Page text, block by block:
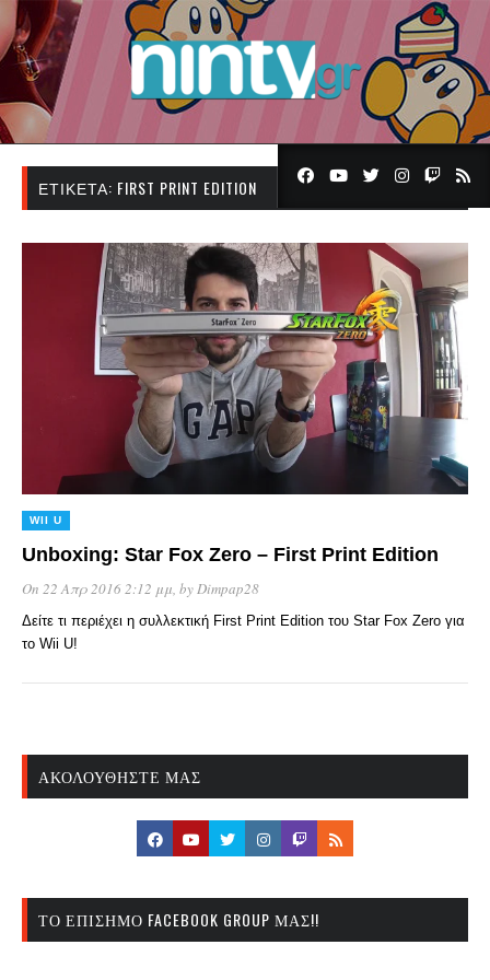
ΕΤΙΚΈΤΑ: FIRST PRINT EDITION
WII U
Unboxing: Star Fox Zero – First Print Edition
On 22 Απρ 2016 2:12 μμ, byDimpap28
Δείτε τι περιέχει η συλλεκτική First Print Edition του Star Fox Zero για
το Wii U!
ΑΚΟΛΟΥΘΉΣΤΕ ΜΑΣ
ΤΟ ΕΠΊΣΗΜΟ FACEBOOK GROUP ΜΑΣ!!